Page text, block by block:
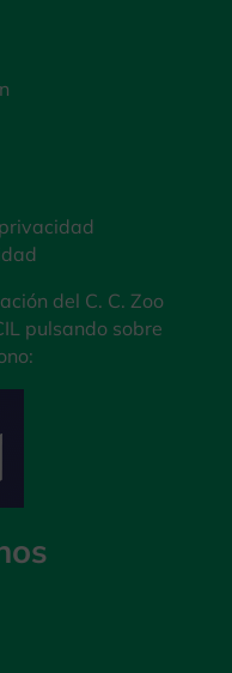
del C. C. Zoo
pulsando sobre